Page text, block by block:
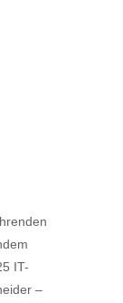
IT-
–